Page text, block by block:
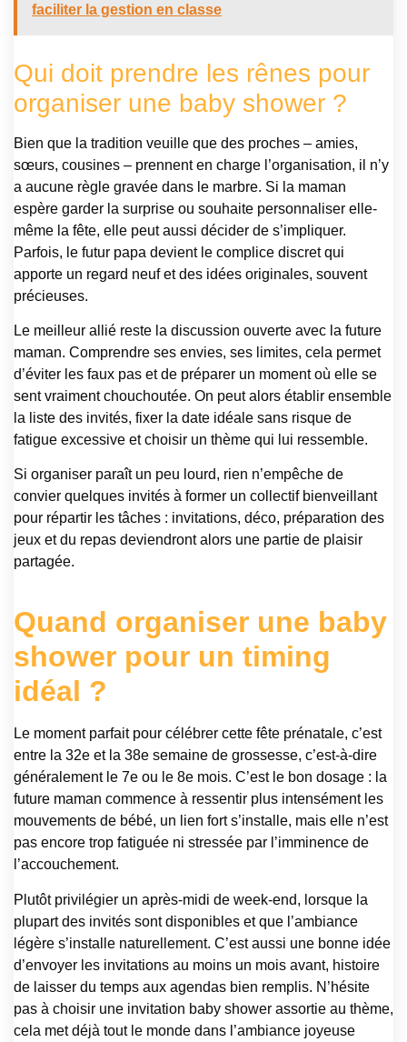
faciliter la gestion en classe
Qui doit prendre les rênes pour
organiser une baby shower ?
Bien que la tradition veuille que des proches – amies,
sœurs, cousines – prennent en charge l’organisation, il n’y
a aucune règle gravée dans le marbre. Si la maman
espère garder la surprise ou souhaite personnaliser elle-
même la fête, elle peut aussi décider de s’impliquer.
Parfois, le futur papa devient le complice discret qui
apporte un regard neuf et des idées originales, souvent
précieuses.
Le meilleur allié reste la discussion ouverte avec la future
maman. Comprendre ses envies, ses limites, cela permet
d’éviter les faux pas et de préparer un moment où elle se
sent vraiment chouchoutée. On peut alors établir ensemble
la liste des invités, fixer la date idéale sans risque de
fatigue excessive et choisir un thème qui lui ressemble.
Si organiser paraît un peu lourd, rien n’empêche de
convier quelques invités à former un collectif bienveillant
pour répartir les tâches : invitations, déco, préparation des
jeux et du repas deviendront alors une partie de plaisir
partagée.
Quand organiser une baby
shower pour un timing
idéal ?
Le moment parfait pour célébrer cette fête prénatale, c’est
entre la 32e et la 38e semaine de grossesse, c’est-à-dire
généralement le 7e ou le 8e mois. C’est le bon dosage : la
future maman commence à ressentir plus intensément les
mouvements de bébé, un lien fort s’installe, mais elle n’est
pas encore trop fatiguée ni stressée par l’imminence de
l’accouchement.
Plutôt privilégier un après-midi de week-end, lorsque la
plupart des invités sont disponibles et que l’ambiance
légère s’installe naturellement. C’est aussi une bonne idée
d’envoyer les invitations au moins un mois avant, histoire
de laisser du temps aux agendas bien remplis. N’hésite
pas à choisir une invitation baby shower assortie au thème,
cela met déjà tout le monde dans l’ambiance joyeuse